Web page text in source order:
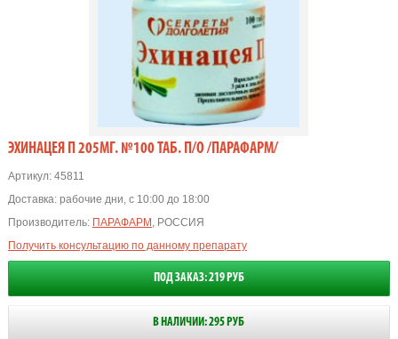
ЭХИНАЦЕЯ П 205МГ. №100 ТАБ. П/О /ПАРАФАРМ/
Артикул:45811
Доставка: рабочие дни, с 10:00 до 18:00
Производитель: ПАРАФАРМ , РОССИЯ
Получить консультацию по данному препарату
ПОД ЗАКАЗ: 219 РУБ
В НАЛИЧИИ: 295 РУБ